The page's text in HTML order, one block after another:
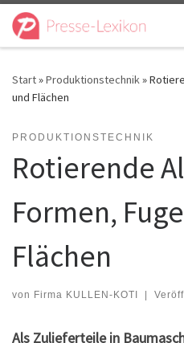
Zum Inhalt springen
Start»Produktionstechnik»
und Flächen
PRODUKTIONSTECHNIK
Rotierende
Formen,
Flächen
von Firma KULLEN-KOTI |
Als Zulieferteile in